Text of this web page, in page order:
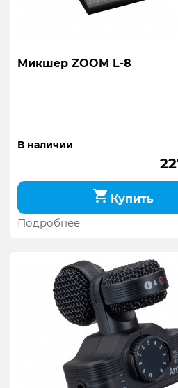
Микшер ZOOM L-8
В наличии
Купить
Подробнее